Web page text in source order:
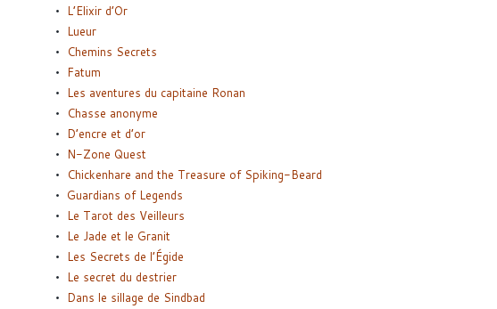
L’Elixir d’Or
Lueur
Chemins Secrets
Fatum
Les aventures du capitaine Ronan
Chasse anonyme
D’encre et d’or
N-Zone Quest
Chickenhare and the Treasure of Spiking-Beard
Guardians of Legends
Le Tarot des Veilleurs
Le Jade et le Granit
Les Secrets de l’Égide
Le secret du destrier
Dans le sillage de Sindbad